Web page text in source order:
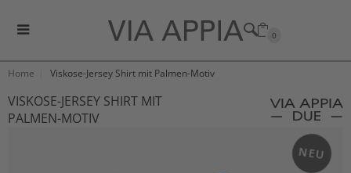
0
Home Viskose-Jersey Shirt mit Palmen-Motiv
VISKOSE-JERSEY SHIRT MIT
PALMEN-MOTIV
NEU